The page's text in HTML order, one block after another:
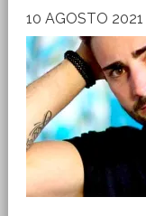
10 AGOSTO 2021